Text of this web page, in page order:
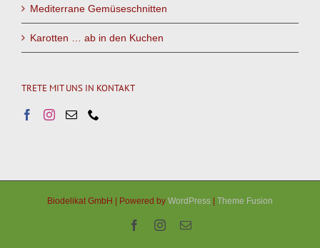
Mediterrane Gemüseschnitten
Karotten … ab in den Kuchen
TRETE MIT UNS IN KONTAKT
Biodelikat GmbH | Powered by WordPress Theme Fusion
FacebookInstagram
E-